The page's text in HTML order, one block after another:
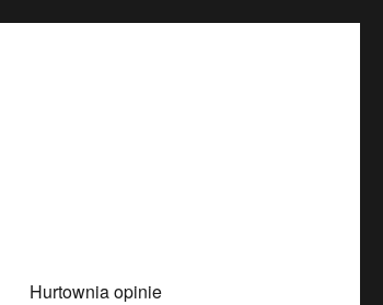
Hurtownia opinie